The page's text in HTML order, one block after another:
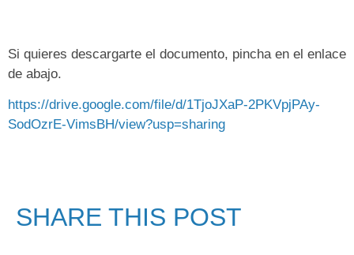
Si quieres descargarte el documento, pincha en el enlace
de abajo.
https://drive.google.com/file/d/1TjoJXaP-2PKVpjPAy-
SodOzrE-VimsBH/view?usp=sharing
SHARE THIS POST